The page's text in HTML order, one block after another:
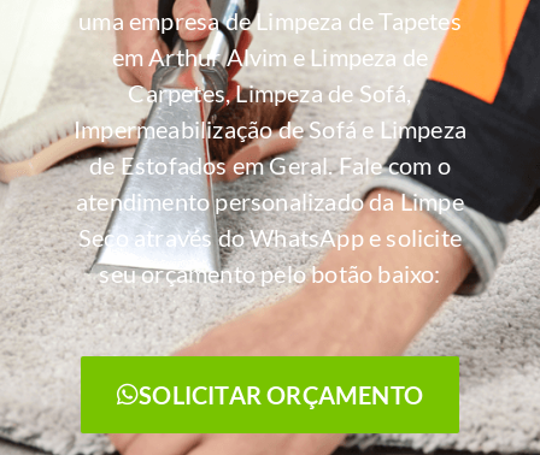
uma empresa de Limpeza de Tapetes
em Arthur Alvim e Limpeza de
Carpetes, Limpeza de Sofá,
Impermeabilização de Sofá e Limpeza
de Estofados em Geral. Fale com o
atendimento personalizado da Limpe
Seco através do WhatsApp e solicite
seu orçamento pelo botão baixo:
SOLICITAR ORÇAMENTO